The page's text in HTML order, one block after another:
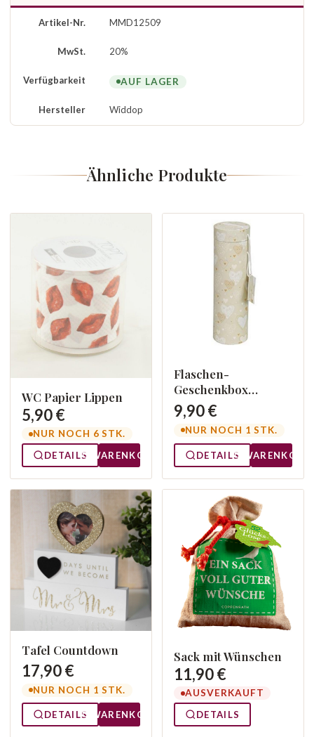
Artikel-Nr. MMD12509
MwSt. 20%
Verfügbarkeit AUF LAGER
Hersteller Widdop
Ähnliche Produkte
WC Papier Lippen
5,90 €
NUR NOCH 6 STK.
DETAILS
WARENKORB
Flaschen-
Geschenkbox
Herzen
9,90 €
NUR NOCH 1 STK.
DETAILS WARENKORB
Tafel Countdown
17,90 €
NUR NOCH 1 STK.
DETAILS WARENKORB
Sack mit Wünschen
11,90 €
AUSVERKAUFT
DETAILS